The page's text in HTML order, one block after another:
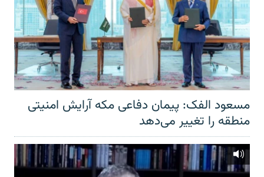
مسعود الفک: پیمان دفاعی مکه آرایش امنیتی
منطقه را تغییر می‌دهد